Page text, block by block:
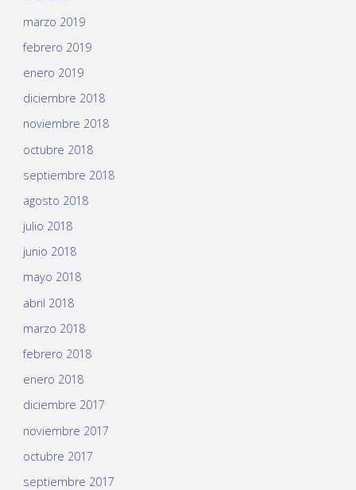
marzo 2019
febrero 2019
enero 2019
diciembre 2018
noviembre 2018
octubre 2018
septiembre 2018
agosto 2018
julio 2018
junio 2018
mayo 2018
abril 2018
marzo 2018
febrero 2018
enero 2018
diciembre 2017
noviembre 2017
octubre 2017
septiembre 2017